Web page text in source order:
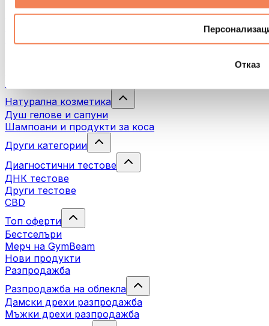
Отказ
Биохакинг
Филтри и кани за вода
Натурална козметика
Душ гелове и сапуни
Шампоани и продукти за коса
Други категории
Диагностични тестове
ДНК тестове
Други тестове
CBD
Топ оферти
Бестселъри
Мерч на GymBeam
Нови продукти
Разпродажба
Разпродажба на облекла
Дамски дрехи разпродажба
Мъжки дрехи разпродажба